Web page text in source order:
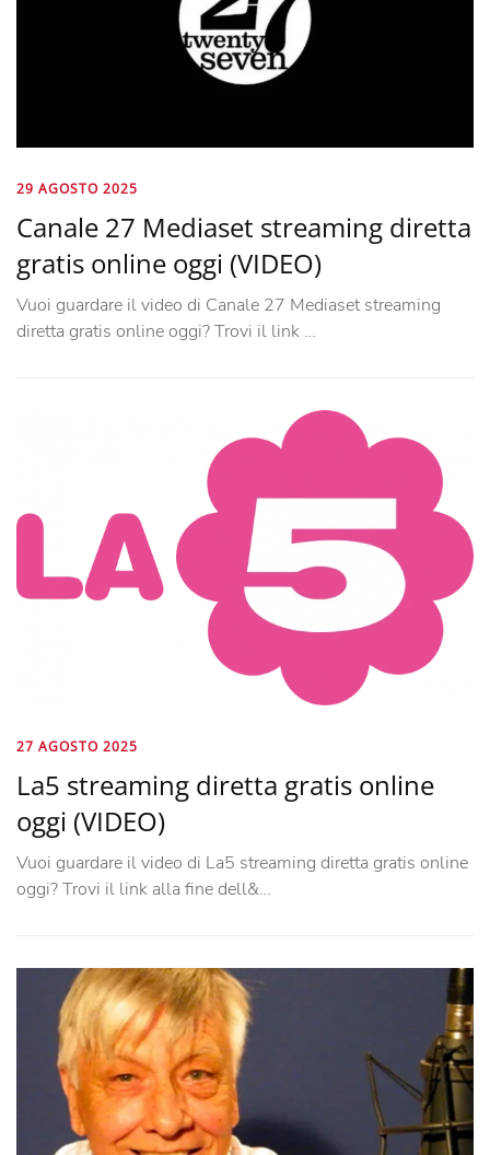
29 AGOSTO 2025
Canale 27 Mediaset streaming diretta
gratis online oggi (VIDEO)
Vuoi guardare il video di Canale 27 Mediaset streaming
diretta gratis online oggi? Trovi il link …
27 AGOSTO 2025
La5 streaming diretta gratis online
oggi (VIDEO)
Vuoi guardare il video di La5 streaming diretta gratis online
oggi? Trovi il link alla fine dell&…